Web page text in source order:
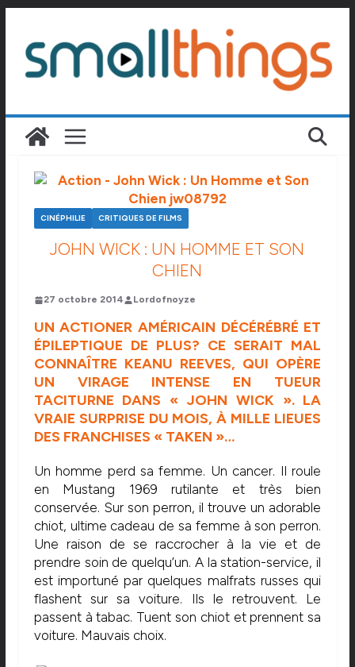
contenu
CINÉPHILIE CRITIQUES DE FILMS
JOHN WICK : UN HOMME ET SON
CHIEN
27 octobre 2014 Lordofnoyze
UN ACTIONER AMÉRICAIN DÉCÉRÉBRÉ ET
ÉPILEPTIQUE DE PLUS? CE SERAIT MAL
CONNAÎTRE KEANU REEVES, QUI OPÈRE
UN VIRAGE INTENSE EN TUEUR
TACITURNE DANS « JOHN WICK ». LA
VRAIE SURPRISE DU MOIS, À MILLE LIEUES
DES FRANCHISES « TAKEN »…
Un homme perd sa femme. Un cancer. Il roule
en Mustang 1969 rutilante et très bien
conservée. Sur son perron, il trouve un adorable
chiot, ultime cadeau de sa femme à son perron.
Une raison de se raccrocher à la vie et de
prendre soin de quelqu’un. A la station-service, il
est importuné par quelques malfrats russes qui
flashent sur sa voiture. Ils le retrouvent. Le
passent à tabac. Tuent son chiot et prennent sa
voiture. Mauvais choix.